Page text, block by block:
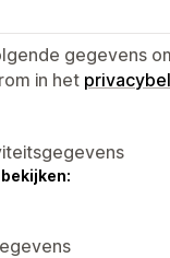
gegevens
in het